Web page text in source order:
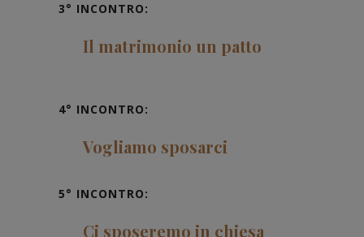
3° INCONTRO:
Il matrimonio un patto
4° INCONTRO:
Vogliamo sposarci
5° INCONTRO:
Ci sposeremo in chiesa